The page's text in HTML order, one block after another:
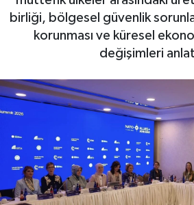
birliği, bölgesel güvenlik
korunması ve küresel
değişimleri
Haberler
Magazin
Piyasa
Resmi İlanlar
Haber Arşivi